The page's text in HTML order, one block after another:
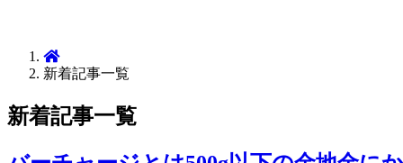
新着記事一覧
新着記事一覧